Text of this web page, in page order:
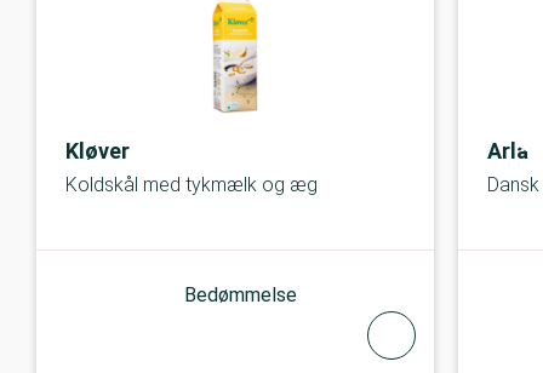
Kløver
Koldskål med tykmælk og æg
Bedømmelse
Arla